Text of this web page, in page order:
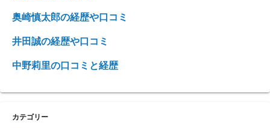
奥崎慎太郎の経歴や口コミ
井田誠の経歴や口コミ
中野莉里の口コミと経歴
カテゴリー